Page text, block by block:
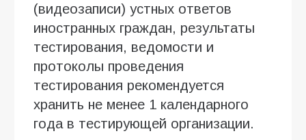
(видеозаписи) устных ответов
иностранных граждан, результаты
тестирования, ведомости и
протоколы проведения
тестирования рекомендуется
хранить не менее 1 календарного
года в тестирующей организации.